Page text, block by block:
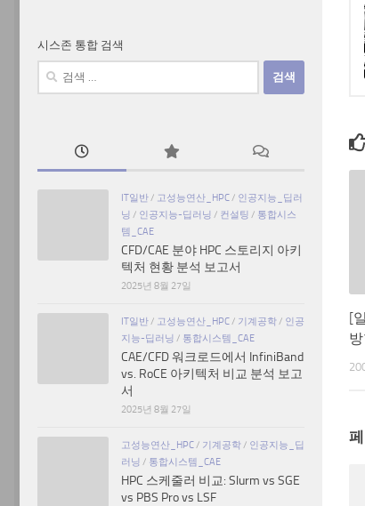
[
시스존 통합 검색
검
IT일반/ 고성능연산_HPC/ 인공지능_딥러
닝 / 인공지능-딥러닝 / 컨설팅 / 통합시스
템_CAE
CFD/CAE 분야 HPC 스토리지 아키
텍처 현황 분석 보고서
2025년 8월 27일
IT일반/ 고성능연산_HPC/ 기계공학/ 인공
지능-딥러닝 / 통합시스템_CAE
CAE/CFD 워크로드에서 InfiniBand
vs. RoCE 아키텍처 비교 분석 보고
서
2025년 8월 27일
고성능연산_HPC/ 기계공학/ 인공지능_딥
러닝 / 통합시스템_CAE
HPC 스케줄러 비교: Slurm vs SGE
vs PBS Pro vs LSF